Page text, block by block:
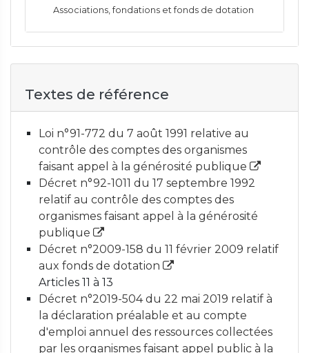
Associations, fondations et fonds de dotation
Textes de référence
Loi n°91-772 du 7 août 1991 relative au
contrôle des comptes des organismes
faisant appel à la générosité publique
Décret n°92-1011 du 17 septembre 1992
relatif au contrôle des comptes des
organismes faisant appel à la générosité
publique
Décret n°2009-158 du 11 février 2009 relatif
aux fonds de dotation
Articles 11 à 13
Décret n°2019-504 du 22 mai 2019 relatif à
la déclaration préalable et au compte
d'emploi annuel des ressources collectées
par les organismes faisant appel public à la